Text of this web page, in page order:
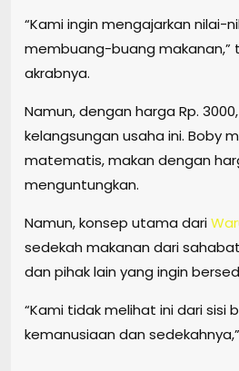
“Kami ingin mengajarkan nilai-
membuang-buang makanan,”
akrabnya.
Namun, dengan harga Rp.
kelangsungan usaha ini. Boby
matematis, makan dengan
menguntungkan.
Namun, konsep utama dari
sedekah makanan dari
dan pihak lain yang ingin
“Kami tidak melihat ini dari sisi
kemanusiaan dan